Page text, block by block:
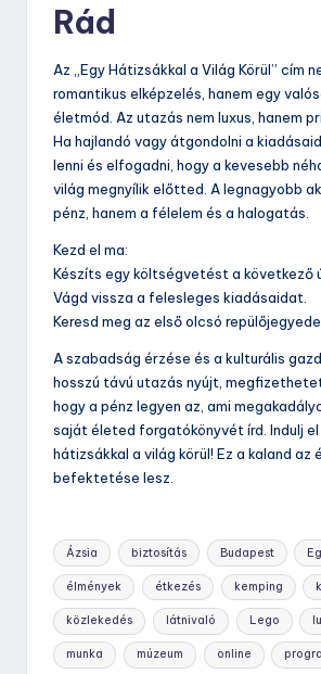
Rád
Az „Egy Hátizsákkal a Világ Körül” cím
romantikus elképzelés, hanem egy
életmód. Az utazás nem luxus, hanem
Ha hajlandó vagy átgondolni a
lenni és elfogadni, hogy a kevesebb
világ megnyílik előtted. A legnagyobb
pénz, hanem a félelem és a halogatás.
Kezd el ma:
Készíts egy költségvetést a következő
Vágd vissza a felesleges kiadásaidat.
Keresd meg az első olcsó
A szabadság érzése és a kulturális
hosszú távú utazás nyújt,
hogy a pénz legyen az, ami
saját életed forgatókönyvét írd. Indulj el
hátizsákkal a világ körül! Ez a kaland az
befektetése lesz.
Tags:
Ázsia biztosítás Budapest
élmények étkezés kemping
közlekedés látnivaló Lego
munka múzeum online